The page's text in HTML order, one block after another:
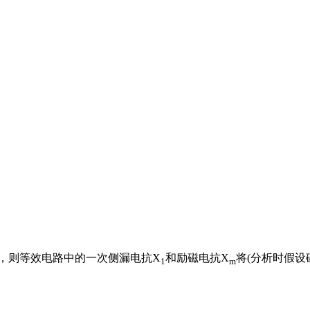
则等效电路中的一次侧漏电抗X1和励磁电抗Xm将(分析时假